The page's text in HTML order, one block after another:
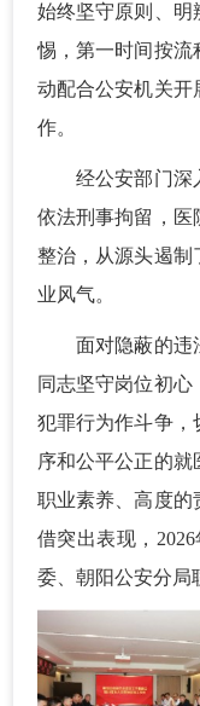
始终坚守原则、明
惕，第一时间按流
动配合公安机关开
作。
经公安部门深入
依法刑事拘留，医
整治，从源头遏制
业风气。
面对隐蔽的违法
同志坚守岗位初
犯罪行为作斗争，
序和公平公正的
职业素养、高度的
借突出表现，
委、朝阳公安分局